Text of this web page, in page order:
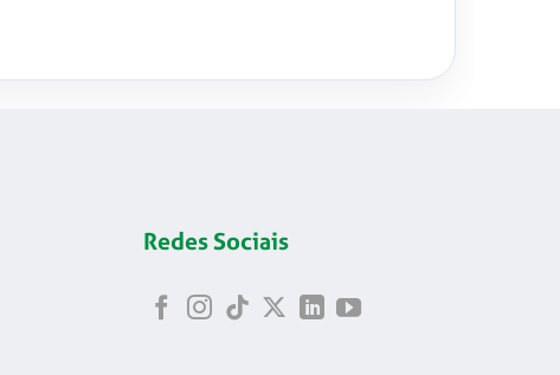
Redes Sociais